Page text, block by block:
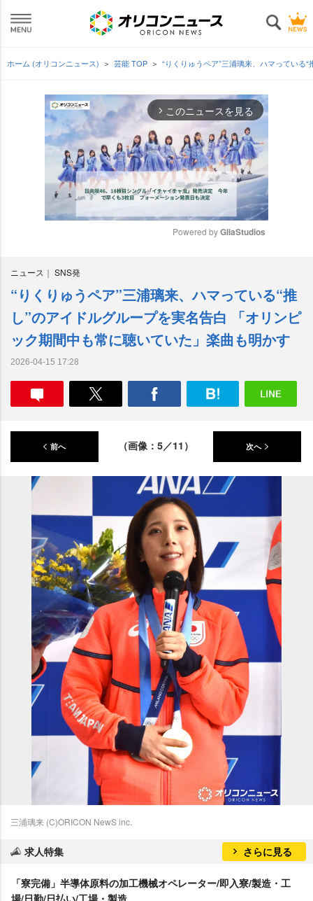
ホーム (オリコンニュース) 芸能 TOP “りくりゅうペア”三浦璃来、ハマっている
arrow_forward_ios このニュースを見る
e
Powered by GliaStudios
ニュース SNS発
“りくりゅうペア”三浦璃来、ハマっている“推
し”のアイドルグループを実名告白 「オリンピ
ック期間中も常に聴いていた」楽曲も明かす
2026-04-15 17:28
前へ （画像：5／11） 次へ
三浦璃来 (C)ORICON NewS inc.
求人特集 さらに見る
「寮完備」半導体原料の加工機械オペレーター/即入寮/製造・工
場/日勤/日払い/工場・製造